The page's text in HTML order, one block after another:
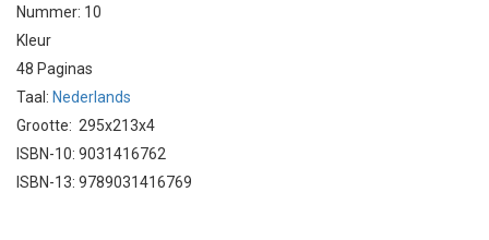
Nummer: 10
Kleur
48 Paginas
Taal: Nederlands
Grootte: 295x213x4
ISBN-10: 9031416762
ISBN-13: 9789031416769